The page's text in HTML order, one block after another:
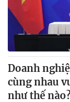
Doanh
cùng nhau
như thế